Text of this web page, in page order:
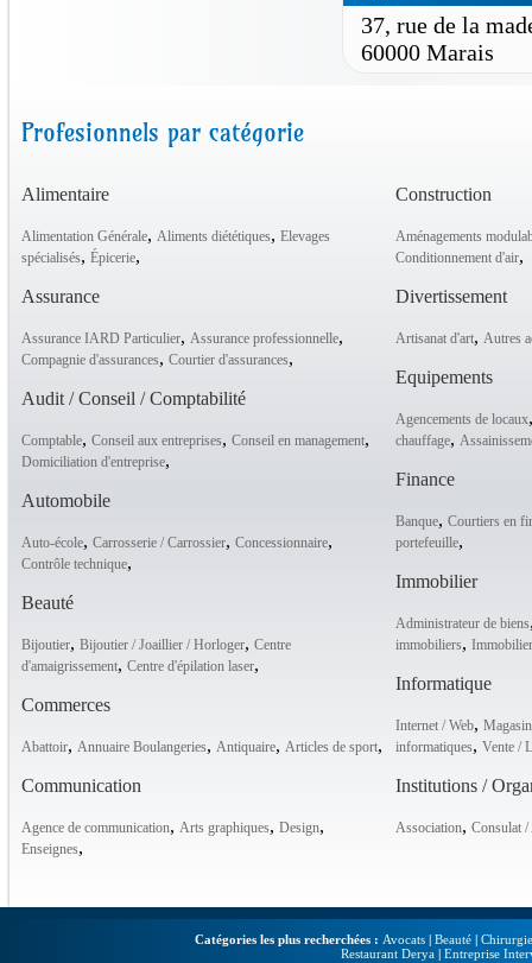
37, rue de la
60000 Marais
Profesionnels par catégorie
Alimentaire
Alimentation Générale, Aliments diététiques, Elevages
spécialisés, Épicerie,
Assurance
Assurance IARD Particulier, Assurance professionnelle,
Compagnie d'assurances, Courtier d'assurances,
Audit / Conseil / Comptabilité
Comptable, Conseil aux entreprises, Conseil en management,
Domiciliation d'entreprise,
Automobile
Auto-école, Carrosserie / Carrossier, Concessionnaire,
Contrôle technique,
Beauté
Bijoutier, Bijoutier / Joaillier / Horloger, Centre
d'amaigrissement, Centre d'épilation laser,
Commerces
Abattoir, Annuaire Boulangeries, Antiquaire, Articles de sport,
Communication
Agence de communication, Arts graphiques, Design,
Enseignes,
Construction
Aménagements
Conditionnement d'air,
Divertissement
Artisanat d'art, Autres
Equipements
Agencements de locaux
chauffage,
Finance
Banque, Courtiers en
portefeuille,
Immobilier
Administrateur de biens
immobiliers,
Informatique
Internet / Web,
informatiques, Vente /
Institutions /
Association, Consulat /
Catégories les plus recherchées : Avocats | Beauté |
Restaurant Derya | Entreprise